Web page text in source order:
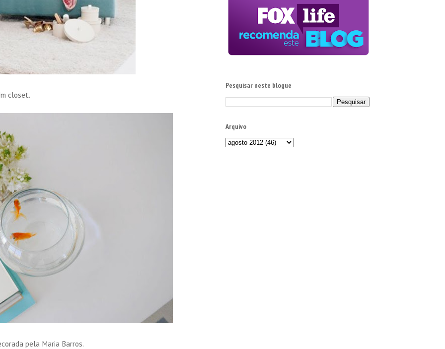
closet.
pela Maria Barros.
Pesquisar neste blogue
Arquivo